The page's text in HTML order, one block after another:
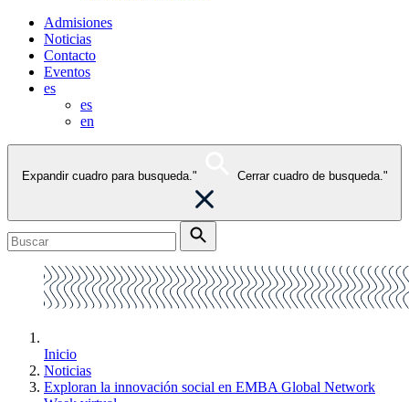
Admisiones
Noticias
Contacto
Eventos
es
es
en
Expandir cuadro para busqueda." Cerrar cuadro de busqueda."
Inicio
Noticias
Exploran la innovación social en EMBA Global Network